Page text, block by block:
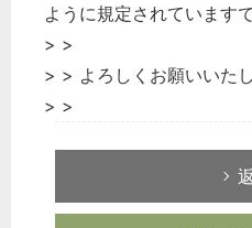
ように規定されています
> >
> > よろしくお願いいたし
> >